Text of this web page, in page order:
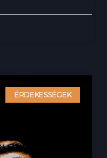
ÉRDEKESSÉGEK